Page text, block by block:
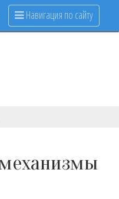
Навигация по сайту